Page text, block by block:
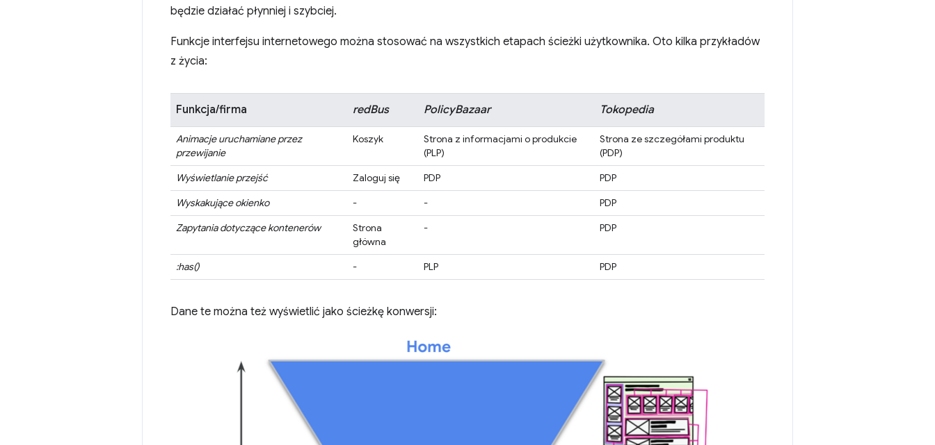
będzie działać płynniej i szybciej.
Funkcje interfejsu internetowego można stosować na wszystkich etapach ścieżki użytkownika. Oto kilka przykładów
z życia:
Funkcja/firma redBus PolicyBazaar Tokopedia
Animacje uruchamiane przez
przewijanie
Koszyk
Strona z informacjami o produkcie
(PLP)
Strona ze szczegółami produktu
(PDP)
Wyświetlanie przejść
Zaloguj się PDP
PDP
Wyskakujące okienko
- -
PDP
Zapytania dotyczące kontenerów
Strona
główna
- PDP
:has() - PLP PDP
Dane te można też wyświetlić jako ścieżkę konwersji: